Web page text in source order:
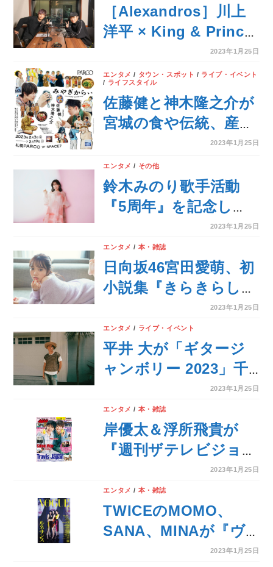
ペーンに参加しよう！
MOMO SANA MINAに
直接会える！リアル
Meet&Greetに招待
［Alexandros］川上
洋平 × King & Prince
永瀬廉 『夕暮れに、
手をつなぐ』トーク満
載ラジオ対談！『シン
デレラガール』のスタ
ジオセッションも披
2023年1月25日
エンタメ / タウン・スポット / ライブ・イベント
/ ライフスタイル
佐藤健と神木隆之介が
宮城の食や伝統、産
業、ものづくりの魅力
を求めて訪ね歩くビジ
ュアル対話集『みやぎ
から、』の出版を記念
した写真展「みやぎか
ら、、」が札幌パルコ
で巡回開催決定！
2023年1月25日
エンタメ / その他
鈴木みのり歌手活動
『5周年』を記念し
て、オンライントーク
会が『50名様』に当た
る5th Anniversaryオ
ンラインくじ開始！
2023年1月25日
エンタメ / 本・雑誌
日向坂46宮田愛萌、初
小説集『きらきらし』
封入特典ポストカード
の絵柄第３弾はモコモ
コの部屋着でリラック
スする姿！
2023年1月25日
エンタメ / ライブ・イベント
平井 大が「ギタージ
ャンボリー 2023」千
穐楽に出演決定！ 初日
にはギタージャンボリ
ー出演者による特別演
目も！
2023年1月25日
エンタメ / 本・雑誌
岸優太＆浮所飛貴が
『週刊ザテレビジョ
ン』表紙に登場！ジャ
ニーズ成人式2023の密
着リポートやTravis
Japanの「アメリカ思
い出ウルトラジャクイ
2023年1月25日
エンタメ / 本・雑誌
TWICEのMOMO、
SANA、MINAが『ヴ
ォーグ ジャパン』2023年1月25日